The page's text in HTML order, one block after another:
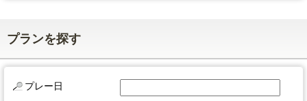
プランを探す
プレー日